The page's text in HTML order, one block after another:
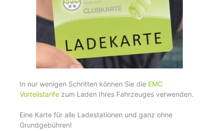
In nur wenigen Schritten können Sie die EMC
Vorteilstarife zum Laden Ihres Fahrzeuges verwenden.
Eine Karte für alle Ladestationen und ganz ohne
Grundgebühren!